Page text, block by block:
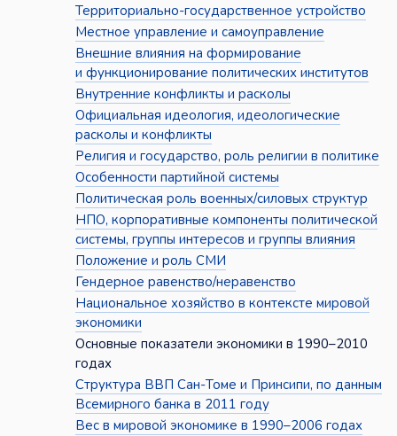
Территориально-государственное устройство
Местное управление и самоуправление
Внешние влияния на формирование
и функционирование политических институтов
Внутренние конфликты и расколы
Официальная идеология, идеологические
расколы и конфликты
Религия и государство, роль религии в политике
Особенности партийной системы
Политическая роль военных/силовых структур
НПО, корпоративные компоненты политической
системы, группы интересов и группы влияния
Положение и роль СМИ
Гендерное равенство/неравенство
Национальное хозяйство в контексте мировой
экономики
Основные показатели экономики в 1990–2010
годах
Структура ВВП Сан-Томе и Принсипи, по данным
Всемирного банка в 2011 году
Вес в мировой экономике в 1990–2006 годах